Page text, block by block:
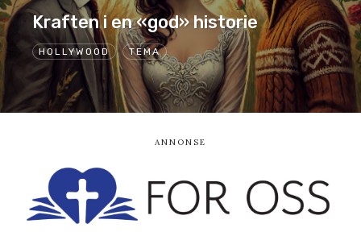
HOLLYWOOD TEMA
Kraften i en «god» historie